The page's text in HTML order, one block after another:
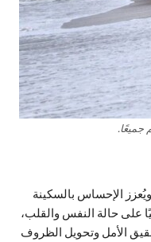
جميعًا.
الإحساس بالسكينة
على حالة النفس والقلب،
الأمل وتحويل الظروف